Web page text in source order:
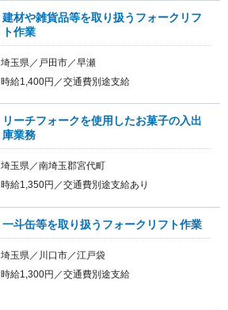
建材や雑貨品等を取り扱うフォークリフ
ト作業
埼玉県／戸田市／早瀬
時給1,400円／交通費別途支給
リーチフォークを使用したお菓子の入出
庫業務
埼玉県／南埼玉郡宮代町
時給1,350円／交通費別途支給あり
一斗缶等を取り扱うフォークリフト作業
埼玉県／川口市／江戸袋
時給1,300円／交通費別途支給